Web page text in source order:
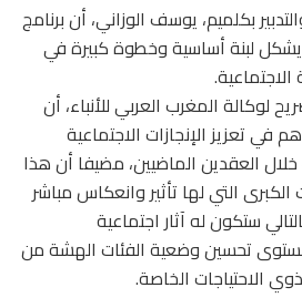
بكلميم، يوسف الوزاني، أن برنامج
يشكل لبنة أساسية وخطوة كبيرة في
لوكالة المغرب العربي للأنباء، أن
تعزيز الإنجازات الاجتماعية
العقدين الماضيين، مضيفا أن هذا
الكبرى التي لها تأثير وانعكاس مباشر
ستكون له آثار اجتماعية
تحسين وضعية الفئات الهشة من
الاحتياجات الخاصة.